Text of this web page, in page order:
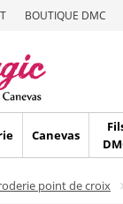
BOUTIQUE DMC
Canevas
point de croix